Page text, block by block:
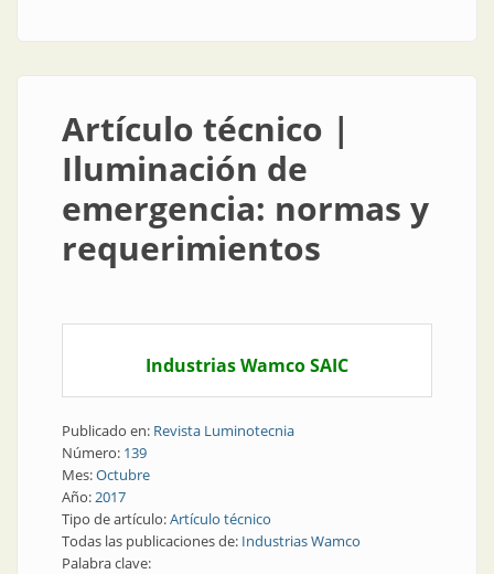
Artículo técnico |
Iluminación de
emergencia: normas y
requerimientos
Industrias Wamco SAIC
Publicado en: Revista Luminotecnia
Número: 139
Mes:Octubre
Año:2017
Tipo de artículo:Artículo técnico
Todas las publicaciones de: Industrias Wamco
Palabra clave: